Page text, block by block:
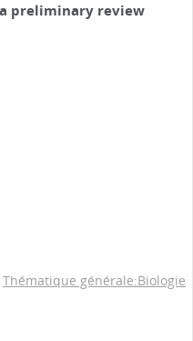
preliminary review
Thématique générale:Biologie